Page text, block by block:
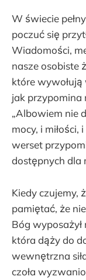
W świecie
poczuć się
Wiadomości,
nasze osobiste
które wywołują
jak przypomina
„Albowiem nie
mocy, i
werset
dostępnych dla
Kiedy czujemy,
pamiętać, że
Bóg wyposażył
która dąży do
wewnętrzna
czoła